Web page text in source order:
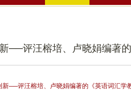
分
──评汪榕培、卢晓娟编著
新──评汪榕培、卢晓娟编著的《英语词汇学